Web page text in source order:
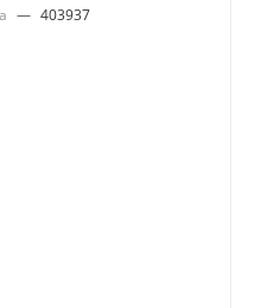
— 403937